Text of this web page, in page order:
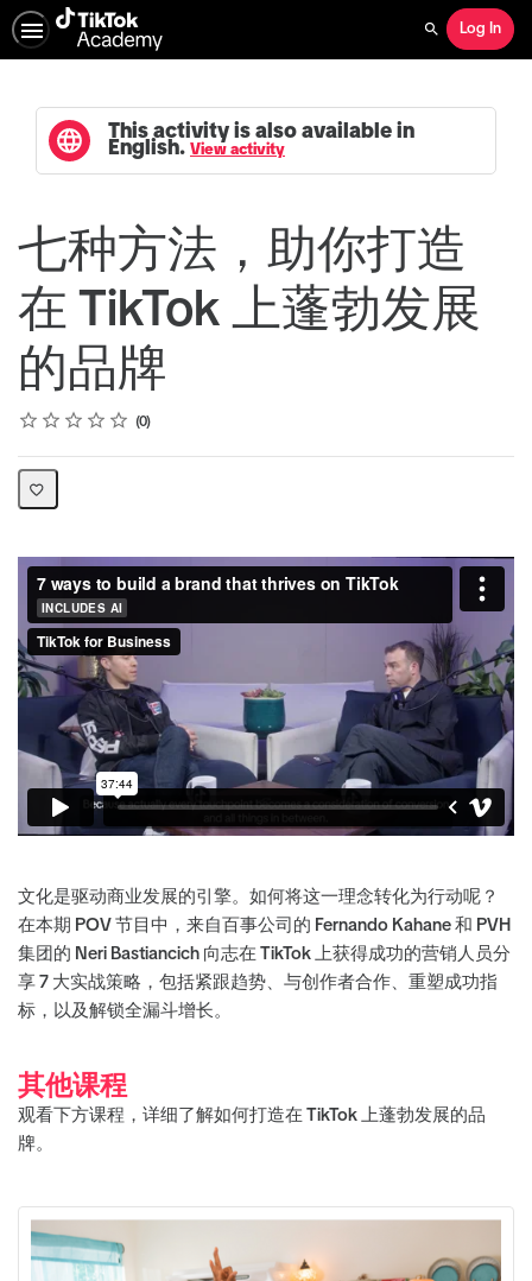
Search
Log In
This activity is also available in
English. View activity
七种方法，助你打造
在 TikTok 上蓬勃发展
的品牌
Rating
1 star
2 stars
3 stars
4 stars
5 stars
Average rating: 0 0
No reviews
文化是驱动商业发展的引擎。如何将这一理念转化为行动呢？
在本期 POV 节目中，来自百事公司的 Fernando Kahane 和 PVH
集团的 Neri Bastiancich 向志在 TikTok 上获得成功的营销人员分
享 7 大实战策略，包括紧跟趋势、与创作者合作、重塑成功指
标，以及解锁全漏斗增长。
其他课程
观看下方课程，详细了解如何打造在 TikTok 上蓬勃发展的品
牌。